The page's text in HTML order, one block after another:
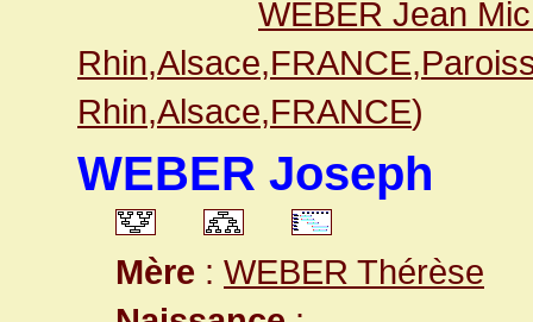
WEBER Jean
Rhin,Alsace,FRANCE)
WEBER Joseph
Mère : WEBER Thérèse